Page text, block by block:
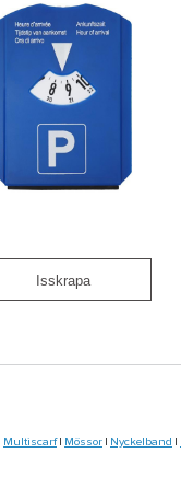
Isskrapa
Multiscarf Mössor Nyckelband